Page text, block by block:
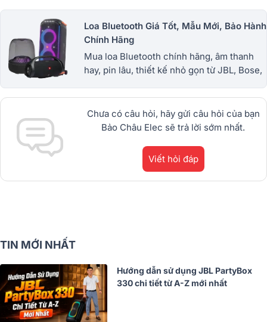
Loa Bluetooth Giá Tốt, Mẫu Mới, Bảo Hành
Chính Hãng
Mua loa Bluetooth chính hãng, âm thanh
hay, pin lâu, thiết kế nhỏ gọn từ JBL, Bose,
tốt, bảo hành uy tín. 1900.0255
Chưa có câu hỏi, hãy gửi câu hỏi của bạn
Bảo Châu Elec sẽ trả lời sớm nhất.
Viết hỏi đáp
TIN MỚI NHẤT
Hướng dẫn sử dụng JBL PartyBox
330 chi tiết từ A-Z mới nhất